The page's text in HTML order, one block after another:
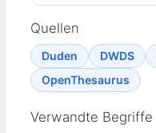
Quellen
Duden DWDS
OpenThesaurus
Verwandte Begriffe